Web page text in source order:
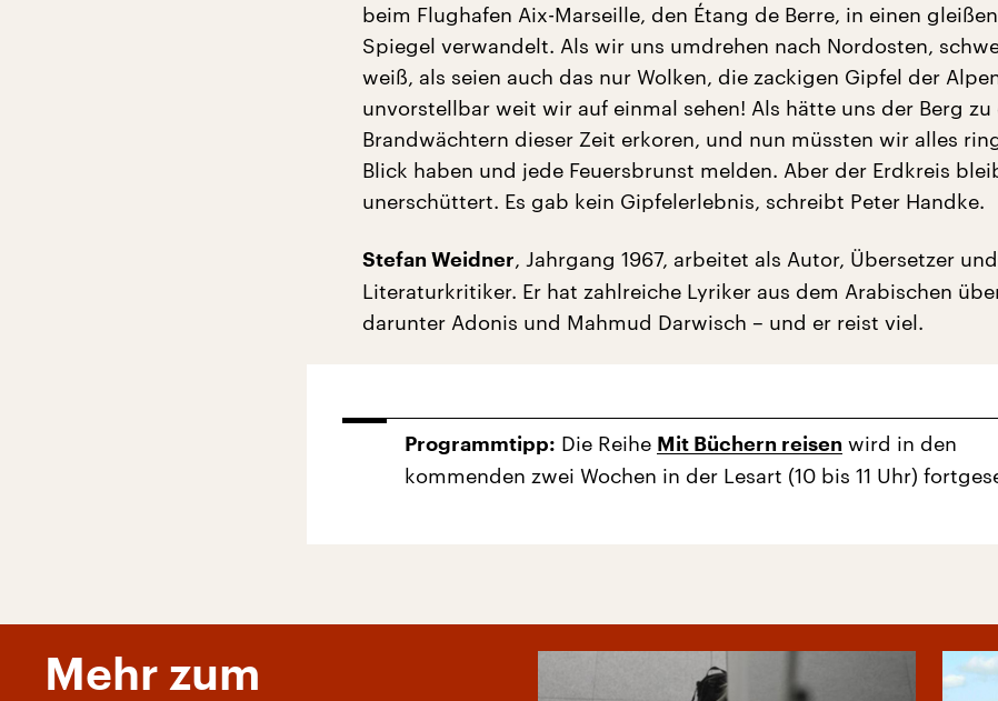
beim Flughafen Aix-Marseille, den Étang de Berre, in einen
Spiegel verwandelt. Als wir uns umdrehen nach Nordosten,
weiß, als seien auch das nur Wolken, die zackigen Gipfel der
unvorstellbar weit wir auf einmal sehen! Als hätte uns der Berg zu
Brandwächtern dieser Zeit erkoren, und nun müssten wir alles
Blick haben und jede Feuersbrunst melden. Aber der Erdkreis
unerschüttert. Es gab kein Gipfelerlebnis, schreibt Peter Handke.
Stefan Weidner, Jahrgang 1967, arbeitet als Autor, Übersetzer und
Literaturkritiker. Er hat zahlreiche Lyriker aus dem Arabischen
darunter Adonis und Mahmud Darwisch – und er reist viel.
Programmtipp: Die Reihe Mit Büchern reisen wird in den
kommenden zwei Wochen in der Lesart (10 bis 11 Uhr)
Mehr zum